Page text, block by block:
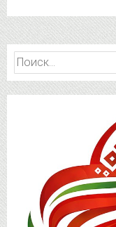
Найти: